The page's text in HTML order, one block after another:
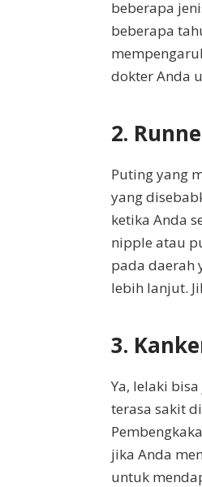
beberapa
beberapa
dokter Anda
2.
Puting yang
yang
ketika Anda
nipple atau
pada daerah
lebih lanjut.
3.
Ya, lelaki
terasa sakit
jika Anda
untuk